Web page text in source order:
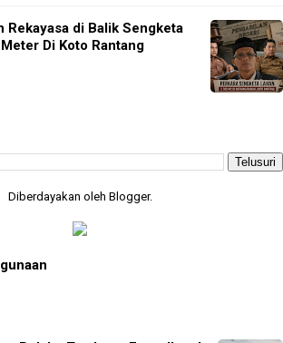
Rekayasa di Balik Sengketa
Di Koto Rantang
Diberdayakan oleh Blogger.